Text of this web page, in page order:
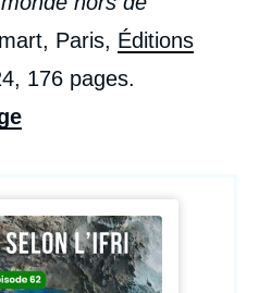
Paris, Éditions
176 pages.